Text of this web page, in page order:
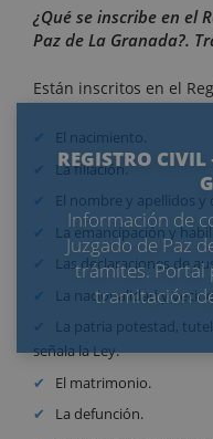
REGISTRO CIVIL
Información de
Juzgado de Paz
trámites. Portal
tramitación
¿Qué se inscribe en el
Paz de La Granada?.
Están inscritos en el
El nacimiento.
La filiación.
El nombre y apellidos
La emancipación y
Las declaraciones de
La nacionalidad y
La patria potestad,
señala la Ley.
El matrimonio.
La defunción.